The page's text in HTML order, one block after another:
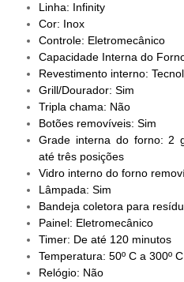
Linha: Infinity
Cor: Inox
Controle: Eletromecânico
Capacidade Interna do
Revestimento interno:
Grill/Dourador: Sim
Tripla chama: Não
Botões removíveis: Sim
Grade interna do forno: 2
até três posições
Vidro interno do forno
Lâmpada: Sim
Bandeja coletora para
Painel: Eletromecânico
Timer: De até 120 minutos
Temperatura: 50º C a 300º C
Relógio: Não